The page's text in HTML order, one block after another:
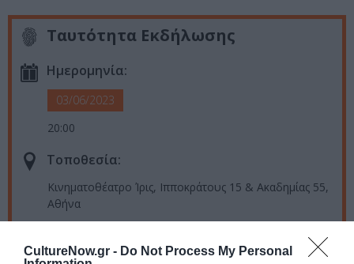
CultureNow.gr - Do Not Process My Personal
Ταυτότητα Εκδήλωσης
Ημερομηνία:
03/06/2023
20:00
Τοποθεσία:
Kινηματοθέατρο Ίρις, Ιπποκράτους 15 & Ακαδημίας 55,
Αθήνα